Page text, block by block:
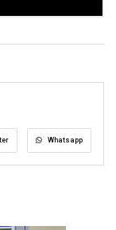
Whatsapp